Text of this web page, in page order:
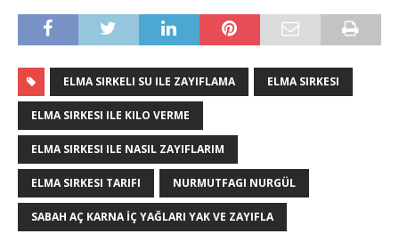
ELMA SIRKELI SU ILE ZAYIFLAMA ELMA SIRKESI
ELMA SIRKESI ILE KILO VERME
ELMA SIRKESI ILE NASIL ZAYIFLARIM
ELMA SIRKESI TARIFI NURMUTFAGI NURGÜL
SABAH AÇ KARNA İÇ YAĞLARI YAK VE ZAYIFLA